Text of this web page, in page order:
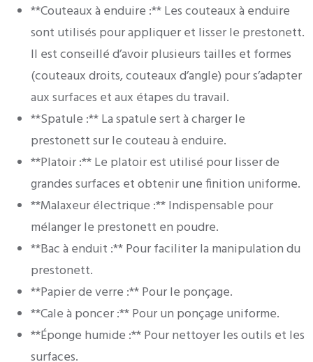
**Couteaux à enduire :** Les couteaux à enduire
sont utilisés pour appliquer et lisser le prestonett.
Il est conseillé d’avoir plusieurs tailles et formes
(couteaux droits, couteaux d’angle) pour s’adapter
aux surfaces et aux étapes du travail.
**Spatule :** La spatule sert à charger le
prestonett sur le couteau à enduire.
**Platoir :** Le platoir est utilisé pour lisser de
grandes surfaces et obtenir une finition uniforme.
**Malaxeur électrique :** Indispensable pour
mélanger le prestonett en poudre.
**Bac à enduit :** Pour faciliter la manipulation du
prestonett.
**Papier de verre :** Pour le ponçage.
**Cale à poncer :** Pour un ponçage uniforme.
**Éponge humide :** Pour nettoyer les outils et les
surfaces.